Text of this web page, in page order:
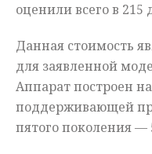
оценили всего в 215
Данная стоимость
для заявленной
Аппарат построен
поддерживающей
пятого поколения —